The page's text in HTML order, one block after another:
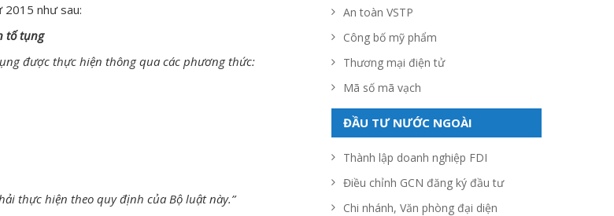
như sau:
tố tụng
được thực hiện thông qua các phương thức:
thực hiện theo quy định của Bộ luật này.”
An toàn VSTP
Công bố mỹ phẩm
Thương mại điện tử
Mã số mã vạch
ĐẦU TƯ NƯỚC NGOÀI
Thành lập doanh nghiệp FDI
Điều chỉnh GCN đăng ký đầu tư
Chi nhánh, Văn phòng đại diện